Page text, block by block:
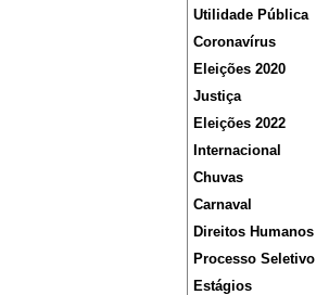
Utilidade Pública
Coronavírus
Eleições 2020
Justiça
Eleições 2022
Internacional
Chuvas
Carnaval
Direitos Humanos
Processo Seletivo
Estágios